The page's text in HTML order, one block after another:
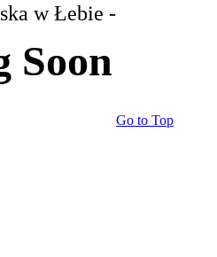
w Łebie -
Soon
Go to Top